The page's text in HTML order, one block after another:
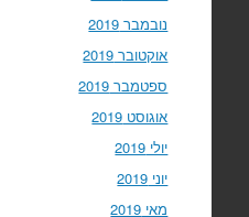
נובמבר 2019
אוקטובר 2019
ספטמבר 2019
אוגוסט 2019
יולי 2019
יוני 2019
מאי 2019